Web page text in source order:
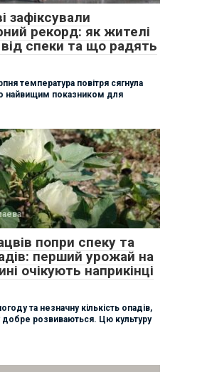
зафіксували
рекорд: як жителі
спеки та що радять
температура повітря сягнула
найвищим показником для
попри спеку та
перший урожай на
очікують наприкінці
та незначну кількість опадів,
добре розвиваються. Цю культуру